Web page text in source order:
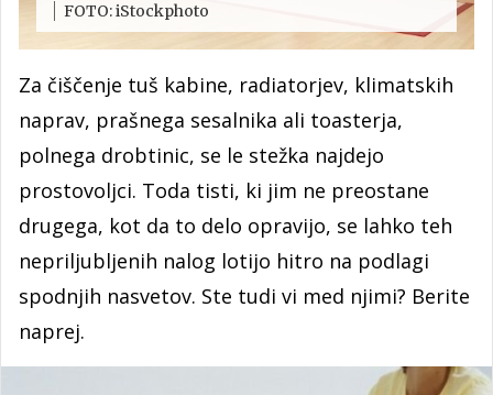
FOTO: iStockphoto
Za čiščenje tuš kabine, radiatorjev, klimatskih
naprav, prašnega sesalnika ali toasterja,
polnega drobtinic, se le stežka najdejo
prostovoljci. Toda tisti, ki jim ne preostane
drugega, kot da to delo opravijo, se lahko teh
nepriljubljenih nalog lotijo hitro na podlagi
spodnjih nasvetov. Ste tudi vi med njimi? Berite
naprej.